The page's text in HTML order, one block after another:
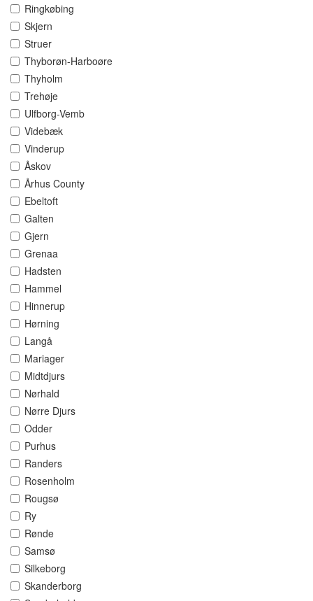
Ringkøbing
Skjern
Struer
Thyborøn-Harboøre
Thyholm
Trehøje
Ulfborg-Vemb
Videbæk
Vinderup
Åskov
Århus County
Ebeltoft
Galten
Gjern
Grenaa
Hadsten
Hammel
Hinnerup
Hørning
Langå
Mariager
Midtdjurs
Nørhald
Nørre Djurs
Odder
Purhus
Randers
Rosenholm
Rougsø
Ry
Rønde
Samsø
Silkeborg
Skanderborg